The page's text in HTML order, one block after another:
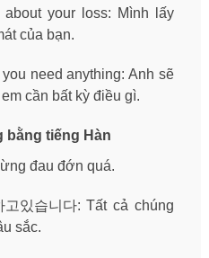
about your loss: Mình lấy
của bạn.
you need anything: Anh sẽ
cần bất kỳ điều gì.
bằng tiếng Hàn
đau đớn quá.
고있습니다: Tất cả chúng
sắc.